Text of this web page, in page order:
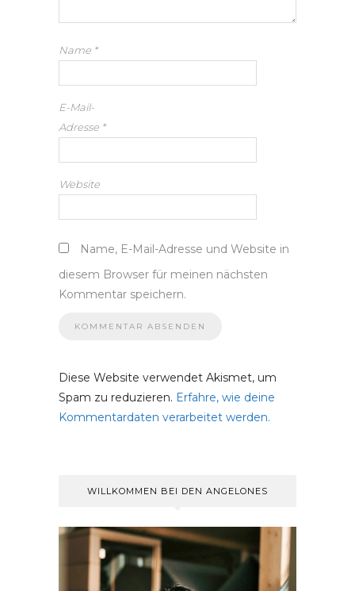
Name *
E-Mail-
Adresse *
Website
Name, E-Mail-Adresse und Website in
diesem Browser für meinen nächsten
Kommentar speichern.
Diese Website verwendet Akismet, um
Spam zu reduzieren. Erfahre, wie deine
Kommentardaten verarbeitet werden.
WILLKOMMEN BEI DEN ANGELONES